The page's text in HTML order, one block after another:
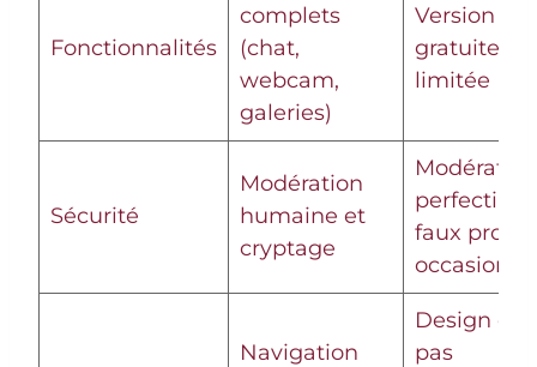
Fonctionnalités
complets
(chat,
webcam,
galeries)
Version
gratuite
limitée
Sécurité
Modération
humaine et
cryptage
Modération
perfectible,
faux profils
Navigation
Design
pas